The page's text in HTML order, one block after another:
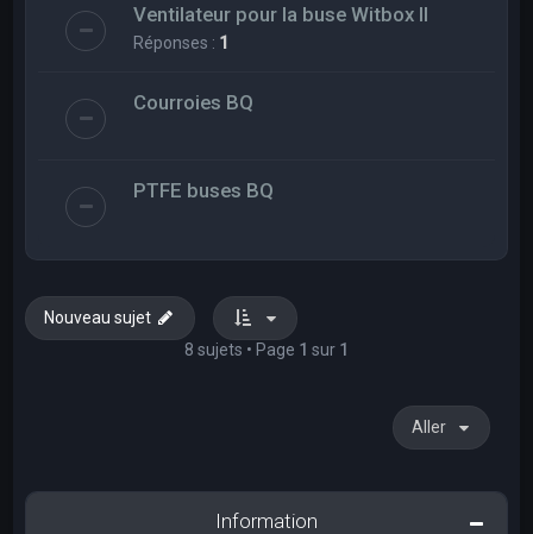
Ventilateur pour la buse Witbox II
Réponses : 1
Courroies BQ
PTFE buses BQ
Nouveau sujet
8 sujets • Page 1 sur 1
Aller
Information